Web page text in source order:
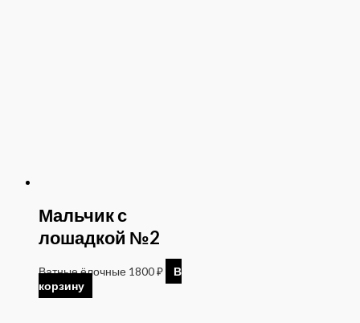
Мальчик с
лошадкой №2
Ватные ёлочные 1800₽
В
корзину